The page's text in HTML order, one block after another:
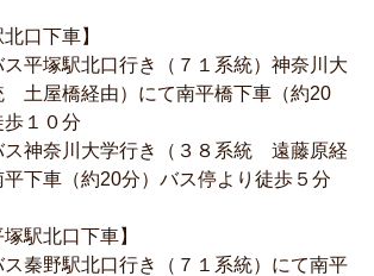
口下車】
平塚駅北口行き（７１系統）神奈川大
土屋橋経由）にて南平橋下車（約20
１０分
ス神奈川大学行き（３８系統 遠藤原経
下車（約20分）バス停より徒歩５分
駅北口下車】
秦野駅北口行き（７１系統）にて南平